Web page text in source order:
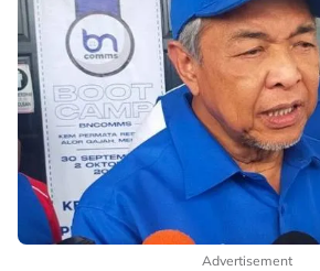
Advertisement